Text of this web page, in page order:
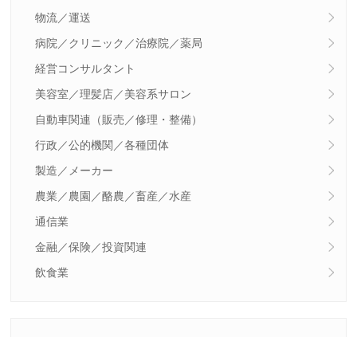
物流／運送
病院／クリニック／治療院／薬局
経営コンサルタント
美容室／理髪店／美容系サロン
自動車関連（販売／修理・整備）
行政／公的機関／各種団体
製造／メーカー
農業／農園／酪農／畜産／水産
通信業
金融／保険／投資関連
飲食業